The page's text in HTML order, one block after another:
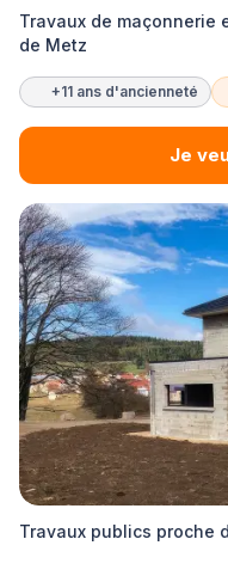
Travaux de maçonnerie
de Metz
+11 ans d'ancienneté
Je
Travaux publics proche